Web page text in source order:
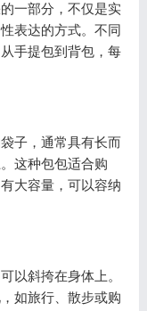
一部分，不仅是实
表达的方式。不同
手提包到背包，每
子，通常具有长而
这种包包适合购
大容量，可以容纳
斜挎在身体上。
如旅行、散步或购